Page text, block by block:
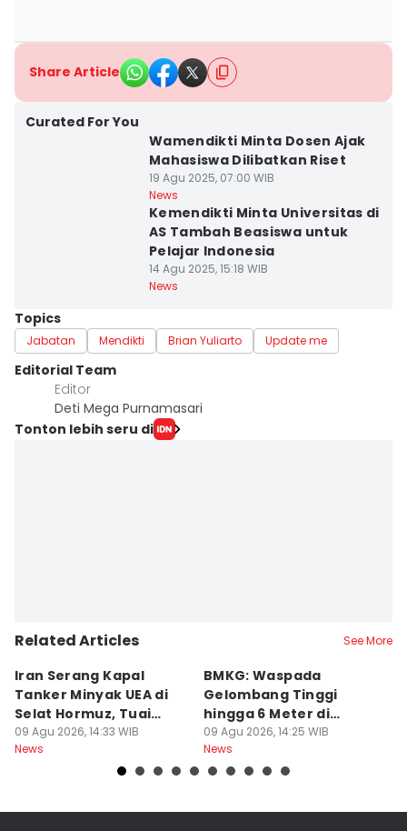
Share Article
Curated For You
Wamendikti Minta Dosen Ajak
Mahasiswa Dilibatkan Riset
19 Agu 2025, 07:00 WIB
News
Kemendikti Minta Universitas di
AS Tambah Beasiswa untuk
Pelajar Indonesia
14 Agu 2025, 15:18 WIB
News
Topics
Jabatan Mendikti Brian Yuliarto Update me
Editorial Team
Editor
Deti Mega Purnamasari
Tonton lebih seru di
Related Articles See More
Iran Serang Kapal
Tanker Minyak UEA di
Selat Hormuz, Tuai
Kecaman
09 Agu 2026, 14:33 WIB
News
BMKG: Waspada
Gelombang Tinggi
hingga 6 Meter di
Beberapa Perairan RI
09 Agu 2026, 14:25 WIB
News